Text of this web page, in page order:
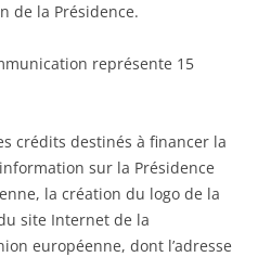
de la Présidence.
représente 15
crédits destinés à financer la
sur la Présidence
la création du logo de la
site Internet de la
européenne, dont l’adresse